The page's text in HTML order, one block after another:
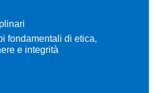
fondamentali di etica,
e integrità